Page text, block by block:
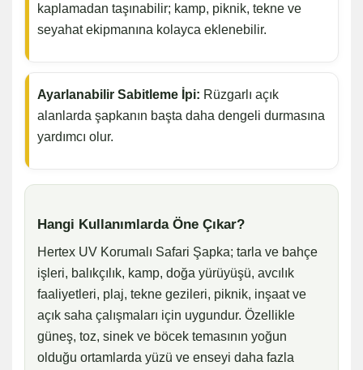
kaplamadan taşınabilir; kamp, piknik, tekne ve
seyahat ekipmanına kolayca eklenebilir.
Ayarlanabilir Sabitleme İpi: Rüzgarlı açık
alanlarda şapkanın başta daha dengeli durmasına
yardımcı olur.
Hangi Kullanımlarda Öne Çıkar?
Hertex UV Korumalı Safari Şapka; tarla ve bahçe
işleri, balıkçılık, kamp, doğa yürüyüşü, avcılık
faaliyetleri, plaj, tekne gezileri, piknik, inşaat ve
açık saha çalışmaları için uygundur. Özellikle
güneş, toz, sinek ve böcek temasının yoğun
olduğu ortamlarda yüzü ve enseyi daha fazla